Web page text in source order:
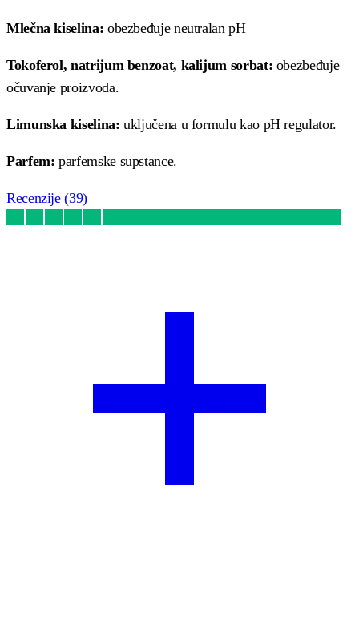
Mlečna kiselina: obezbeđuje neutralan pH
Tokoferol, natrijum benzoat, kalijum sorbat: obezbeđuje
očuvanje proizvoda.
Limunska kiselina: uključena u formulu kao pH regulator.
Parfem: parfemske supstance.
Recenzije (39)